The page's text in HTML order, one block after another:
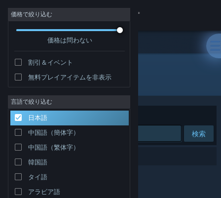
サインイン
コミュニティ
詳細
サポート
言語を変更
Steamモバイルアプリを入手
デスクトップウェブサイトを表示
価格で絞り込む
価格は問わない
割引＆イベント
無料プレイアイテムを非表示
言語で絞り込む
日本語
中国語（簡体字）
中国語（繁体字）
韓国語
タイ語
アラビア語
開発元: Blacktorch Games
並べ替え 適合性
検索